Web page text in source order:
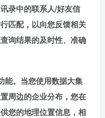
录中的联系人/好友信
匹配，以向您反馈相关
询结果的及时性、准确
能。当您使用数据大集
周边的企业分布，您在
您的地理位置信息，相